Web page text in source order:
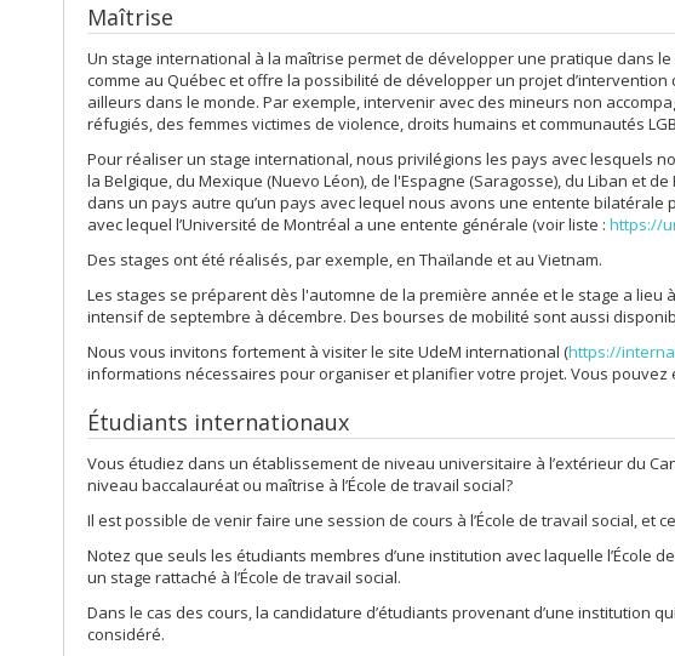
Maîtrise
Un stage international à la maîtrise permet de développer une pratique dans
comme au Québec et offre la possibilité de développer un projet
ailleurs dans le monde. Par exemple, intervenir avec des mineurs non
réfugiés, des femmes victimes de violence, droits humains et communautés
Pour réaliser un stage international, nous privilégions les pays avec lesquels
la Belgique, du Mexique (Nuevo Léon), de l'Espagne (Saragosse), du Liban et
dans un pays autre qu’un pays avec lequel nous avons une entente
avec lequel l’Université de Montréal a une entente générale (voir liste : https://
Des stages ont été réalisés, par exemple, en Thaïlande et au Vietnam.
Les stages se préparent dès l'automne de la première année et le stage a lieu
intensif de septembre à décembre. Des bourses de mobilité sont aussi
Nous vous invitons fortement à visiter le site UdeM international (https://
informations nécessaires pour organiser et planifier votre projet. Vous pouvez
Étudiants internationaux
Vous étudiez dans un établissement de niveau universitaire à l’extérieur du
niveau baccalauréat ou maîtrise à l’École de travail social?
Il est possible de venir faire une session de cours à l’École de travail social, et
Notez que seuls les étudiants membres d’une institution avec laquelle l’École
un stage rattaché à l’École de travail social.
Dans le cas des cours, la candidature d’étudiants provenant d’une institution
considéré.